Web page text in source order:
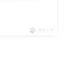
ポチップ